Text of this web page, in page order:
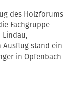
des Holzforums
Fachgruppe
Ausflug stand ein
in Opfenbach